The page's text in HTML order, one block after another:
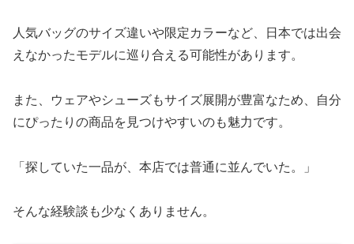
人気バッグのサイズ違いや限定カラーなど、日本では出会
えなかったモデルに巡り合える可能性があります。
また、ウェアやシューズもサイズ展開が豊富なため、自分
にぴったりの商品を見つけやすいのも魅力です。
「探していた一品が、本店では普通に並んでいた。」
そんな経験談も少なくありません。